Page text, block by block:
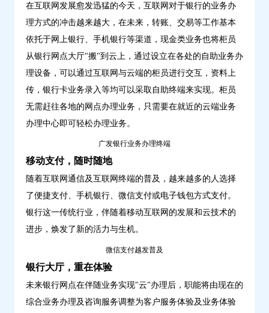
在互联网发展愈发迅猛的今天，互联网对于银行的业务办
理方式的冲击越来越大，在未来，转账、交易等工作基本
依托于网上银行、手机银行等渠道，现金类业务也将柜员
从银行网点大厅"搬"到云上，通过设立在各处的自助业务办
理设备，可以通过互联网与云端的柜员进行交互，资料上
传，银行卡业务录入等均可以采取自助终端来实现。柜员
无需赶往各地的网点办理业务，只需要在就近的云端业务
办理中心即可轻松办理业务。
广发银行业务办理终端
移动支付，随时随地
随着互联网通信及互联网终端的普及，越来越多的人选择
了便捷支付、手机银行、微信支付或电子钱包方式支付。
银行这一传统行业，伴随着移动互联网的发展和云技术的
进步，焕发了新的活力与生机。
微信支付越发普及
银行大厅，重在体验
未来银行网点在伴随业务实现"云"办理后，职能将由现在的
综合业务办理及咨询服务调整为客户服务体验及业务体验